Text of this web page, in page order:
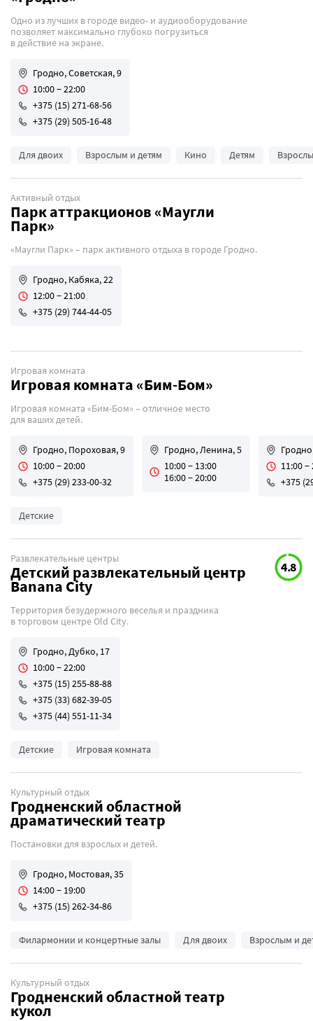
Одно из лучших в городе видео- и аудиооборудование
позволяет максимально глубоко погрузиться
в действие на экране.
Гродно, Советская, 9
10:00 − 22:00
+375 (15) 271-68-56
+375 (29) 505-16-48
Для двоих Взрослым и детям Кино Детям
Активный отдых
Парк аттракционов «Маугли
Парк»
«Маугли Парк» – парк активного отдыха в городе Гродно.
Гродно, Кабяка, 22
12:00 − 21:00
+375 (29) 744-44-05
Игровая комната
Игровая комната «Бим-Бом»
Игровая комната «Бим-Бом» – отличное место
для ваших детей.
Гродно, Пороховая, 9
10:00 − 20:00
+375 (29) 233-00-32
Гродно, Ленина, 5
10:00 − 13:00
16:00 − 20:00
11:00 −
+375
Детские
4.8
Развлекательные центры
Детский развлекательный центр
Banana City
Территория безудержного веселья и праздника
в торговом центре Old City.
Гродно, Дубко, 17
10:00 − 22:00
+375 (15) 255-88-88
+375 (33) 682-39-05
+375 (44) 551-11-34
Детские Игровая комната
Культурный отдых
Гродненский областной
драматический театр
Постановки для взрослых и детей.
Гродно, Мостовая, 35
14:00 − 19:00
+375 (15) 262-34-86
Филармонии и концертные залы Для двоих Взрослым и
Культурный отдых
Гродненский областной театр
кукол